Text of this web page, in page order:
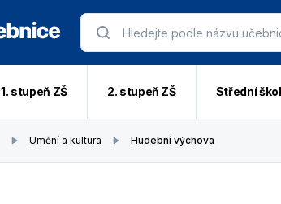
1. stupeň ZŠ 2. stupeň ZŠ Střední
Umění a kultura Hudební výchova